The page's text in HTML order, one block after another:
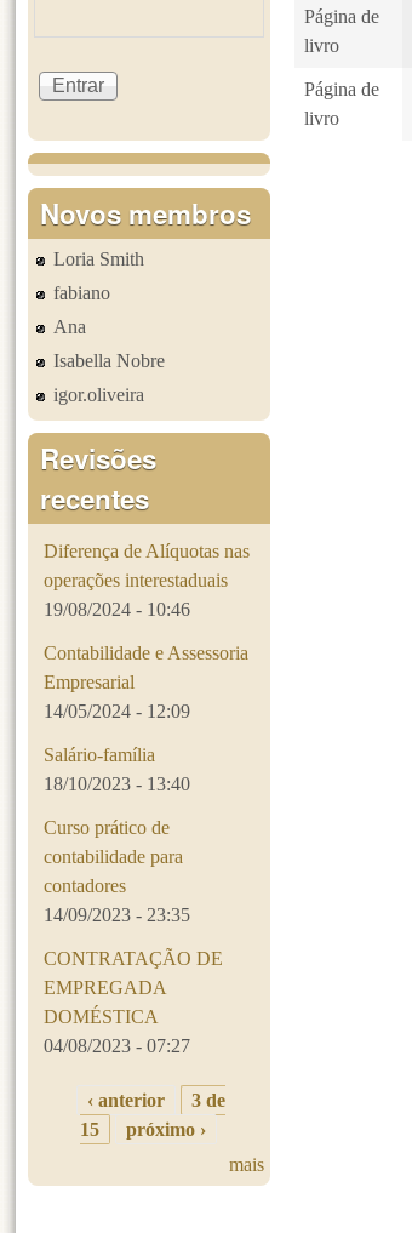
Página de
livro
Página de
livro
Novos membros
Loria Smith
fabiano
Ana
Isabella Nobre
igor.oliveira
Revisões
recentes
Diferença de Alíquotas nas
operações interestaduais
19/08/2024 - 10:46
Contabilidade e Assessoria
Empresarial
14/05/2024 - 12:09
Salário-família
18/10/2023 - 13:40
Curso prático de
contabilidade para
contadores
14/09/2023 - 23:35
CONTRATAÇÃO DE
EMPREGADA
DOMÉSTICA
04/08/2023 - 07:27
‹ anterior
3 de
15
próximo ›
mais